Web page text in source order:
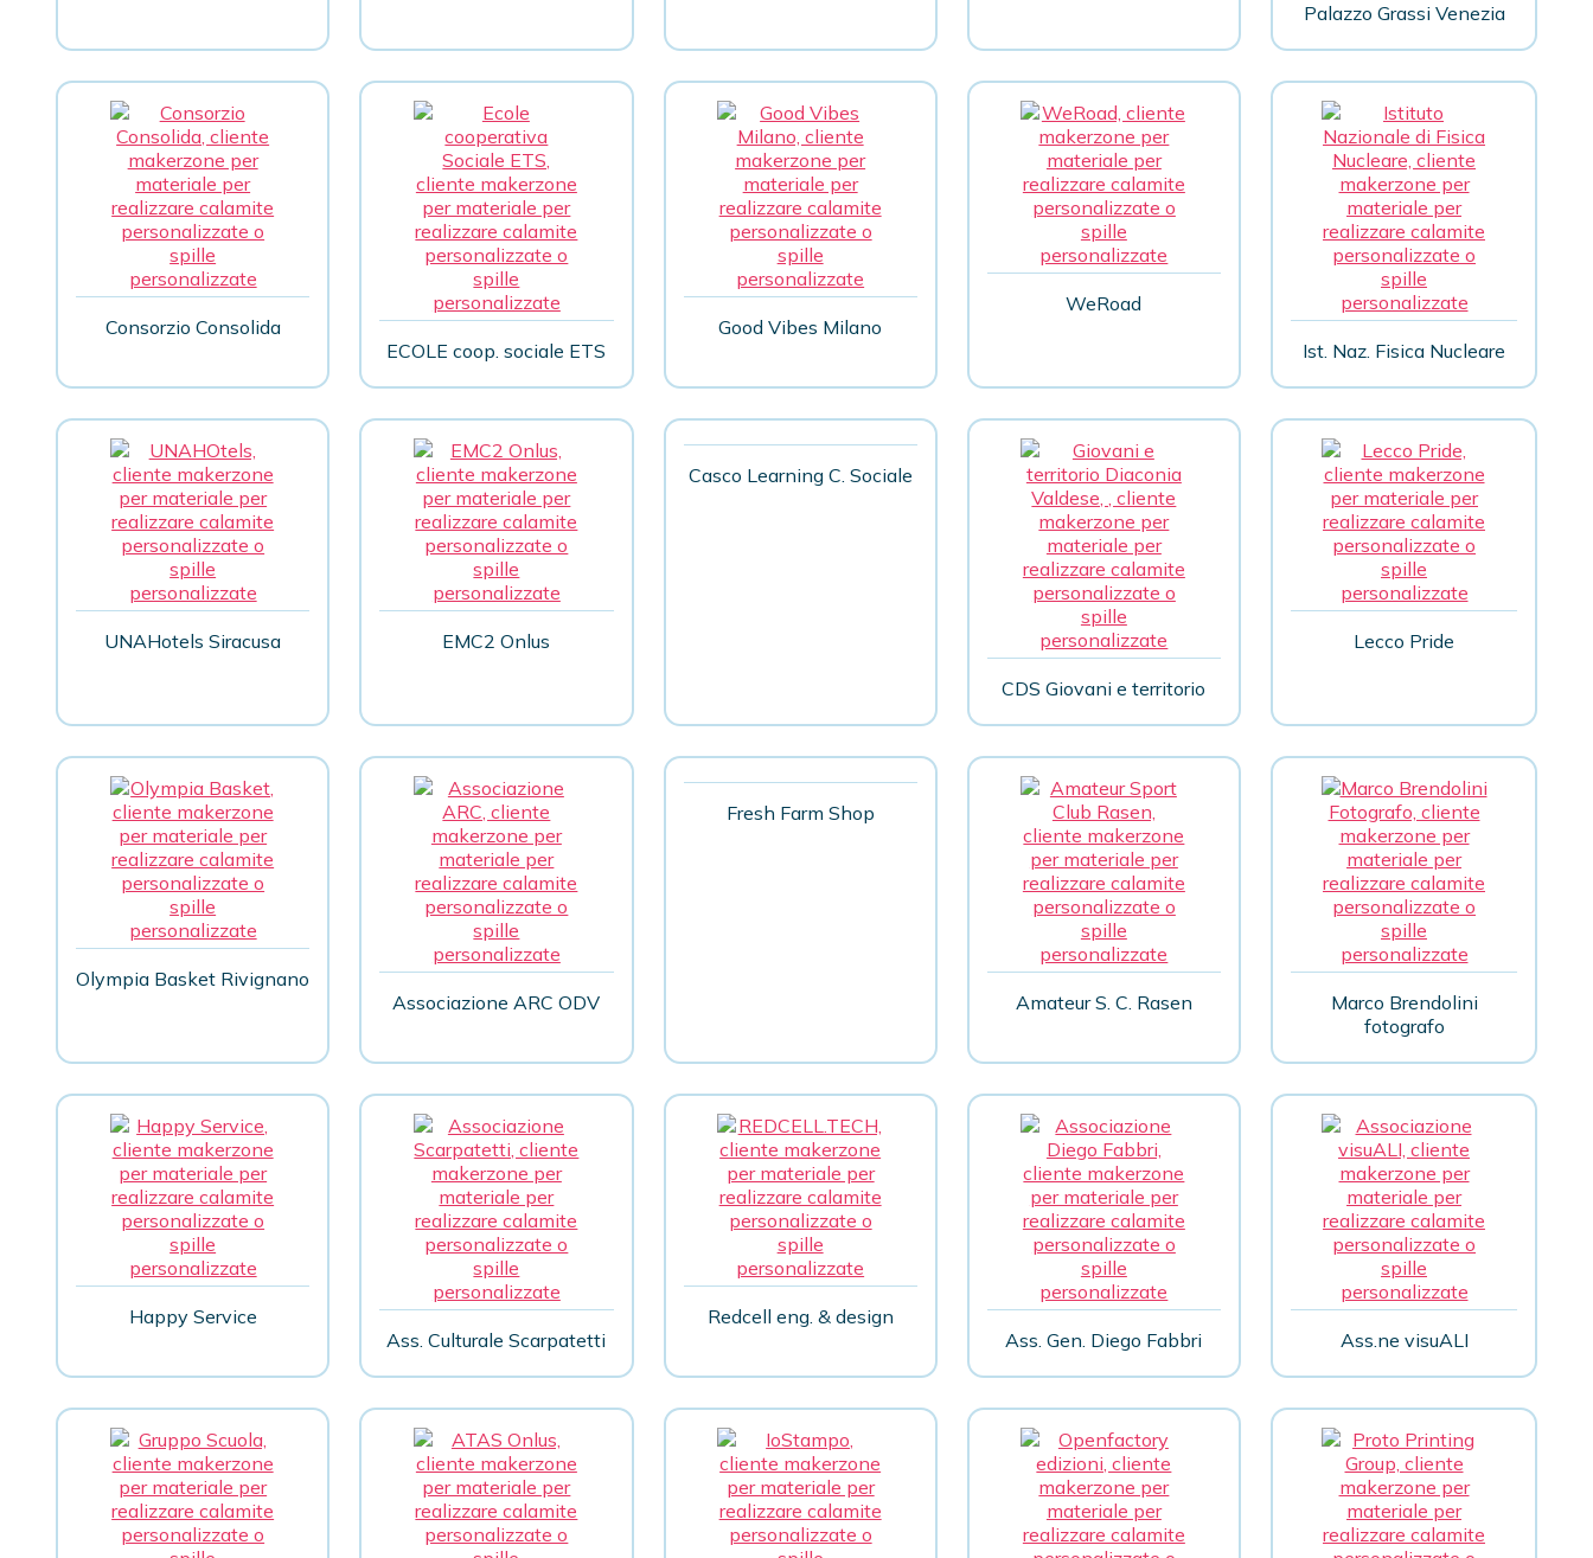
Palazzo Grassi Venezia
Consorzio Consolida
ECOLE coop. sociale ETS
Good Vibes Milano
WeRoad
Ist. Naz. Fisica Nucleare
UNAHotels Siracusa EMC2 Onlus
Casco Learning C. Sociale
CDS Giovani e territorio
Lecco Pride
Olympia Basket Rivignano
Associazione ARC ODV
Fresh Farm Shop
Amateur S. C. Rasen
Marco Brendolini
fotografo
Happy Service
Ass. Culturale Scarpatetti
Redcell eng. & design
Ass. Gen. Diego Fabbri
Ass.ne visuALI